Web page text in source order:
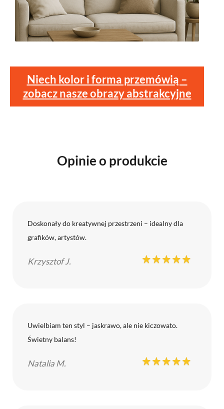
Niech kolor i forma przemówią –
zobacz nasze obrazy abstrakcyjne
Opinie o produkcie
Doskonały do kreatywnej przestrzeni – idealny dla
grafików, artystów.
Krzysztof J.
Uwielbiam ten styl – jaskrawo, ale nie kiczowato.
Świetny balans!
Natalia M.